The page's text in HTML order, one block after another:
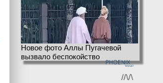
Новое фото Аллы Пугачевой
вызвало беспокойство